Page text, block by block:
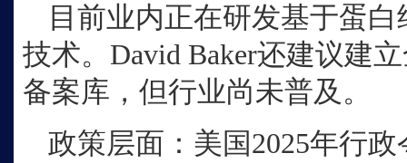
目前业内正在研发基于蛋
技术。 David Baker还建议建
备案库，但行业尚未普及。
政策层面：美国2025年行